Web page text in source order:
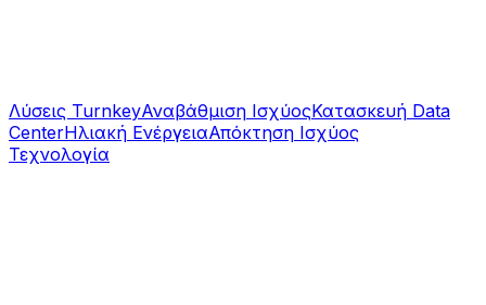
Λύσεις TurnkeyΑναβάθμιση ΙσχύοςΚατασκευή Data
CenterΗλιακή ΕνέργειαΑπόκτηση Ισχύος
Τεχνολογία